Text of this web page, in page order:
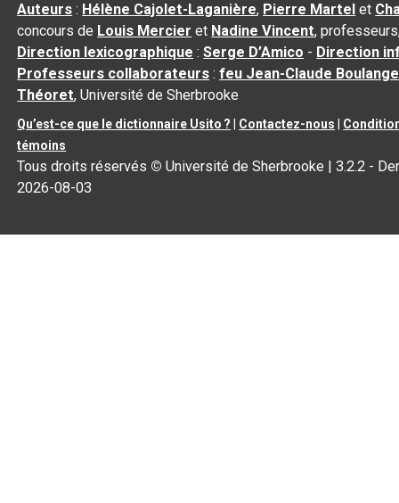
Auteurs : Hélène Cajolet-Laganière, Pierre Martel et
concours de Louis Mercier et Nadine Vincent,
Direction lexicographique :Serge D’Amico - Direction
Professeurs collaborateurs :feu Jean-Claude
Théoret, Université de Sherbrooke
Qu’est-ce que le dictionnaire Usito ? Contactez-nous
témoins
Tous droits réservés © Université de Sherbrooke |3.2.2 -
2026-08-03